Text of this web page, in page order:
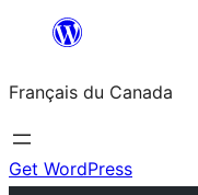
contenu
Français du Canada
Get WordPress